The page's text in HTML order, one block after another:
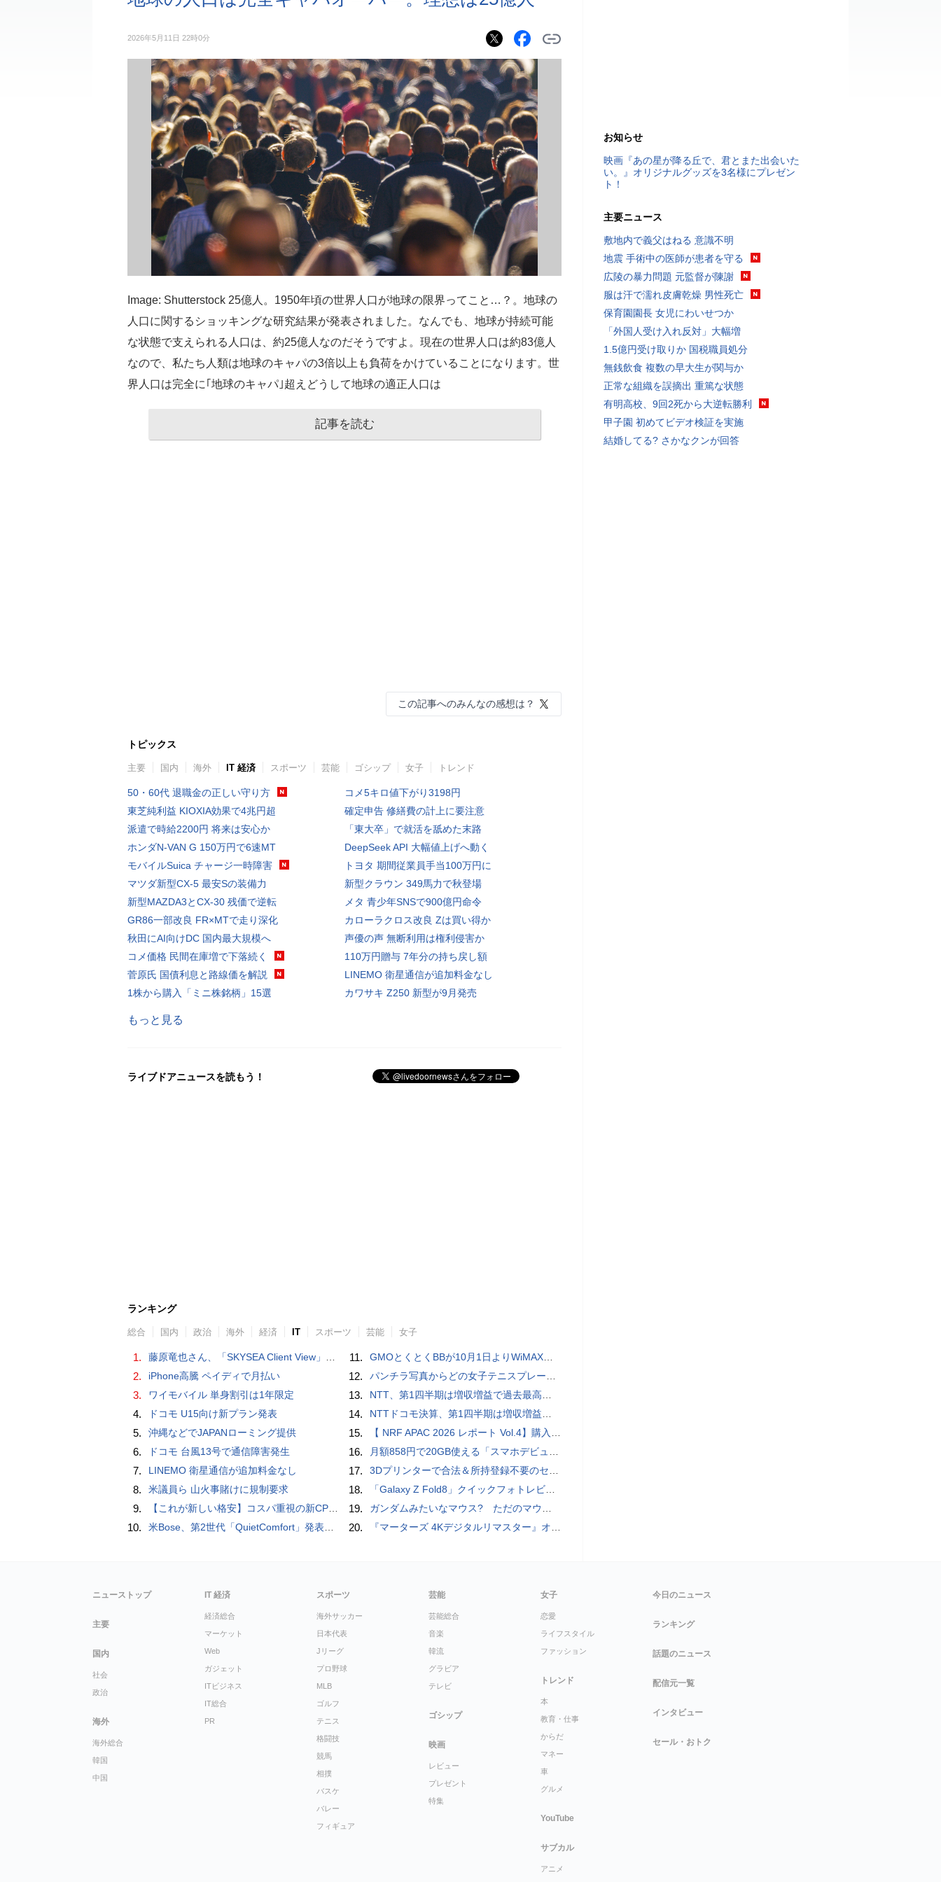
2026年5月11日 22時0分
Image: Shutterstock 25億人。1950年頃の世界人口が地球の限界ってこと…？。地球の
人口に関するショッキングな研究結果が発表されました。なんでも、地球が持続可能
な状態で支えられる人口は、約25億人なのだそうですよ。現在の世界人口は約83億人
なので、私たち人類は地球のキャパの3倍以上も負荷をかけていることになります。世
界人口は完全に｢地球のキャパ｣超えどうして地球の適正人口は
記事を読む
この記事へのみんなの感想は？
トピックス
主要 国内 海外 IT 経済 スポーツ 芸能 ゴシップ 女子 トレンド
50・60代 退職金の正しい守り方
東芝純利益 KIOXIA効果で4兆円超
派遣で時給2200円 将来は安心か
ホンダN-VAN G 150万円で6速MT
モバイルSuica チャージ一時障害
マツダ新型CX-5 最安Sの装備力
新型MAZDA3とCX-30 残価で逆転
GR86一部改良 FR×MTで走り深化
秋田にAI向けDC 国内最大規模へ
コメ価格 民間在庫増で下落続く
菅原氏 国債利息と路線価を解説
1株から購入「ミニ株銘柄」15選
コメ5キロ値下がり3198円
確定申告 修繕費の計上に要注意
「東大卒」で就活を舐めた末路
DeepSeek API 大幅値上げへ動く
トヨタ 期間従業員手当100万円に
新型クラウン 349馬力で秋登場
メタ 青少年SNSで900億円命令
カローラクロス改良 Zは買い得か
声優の声 無断利用は権利侵害か
110万円贈与 7年分の持ち戻し額
LINEMO 衛星通信が追加料金なし
カワサキ Z250 新型が9月発売
もっと見る
ライブドアニュースを読もう！
ランキング
総合 国内 政治 海外 経済 IT スポーツ 芸能 女子
1. 藤原竜也さん、「SKYSEA Client View」新CMで「AI労務改善」をアピール 働き方をAIが分析したら「すぐに休んで」と言われる？
2. iPhone高騰 ペイディで月払い
3. ワイモバイル 単身割引は1年限定
4. ドコモ U15向け新プラン発表
5. 沖縄などでJAPANローミング提供
6. ドコモ 台風13号で通信障害発生
7. LINEMO 衛星通信が追加料金なし
8. 米議員ら 山火事賭けに規制要求
9. 【これが新しい格安】コスパ重視の新CPUを搭載した「 Beelink EQi Wildcat Lake Core 3 304」をレビューします。なんと10G LANも搭載していますよ
10. 米Bose、第2世代「QuietComfort」発表 ノイキャン強化、メガネ着用時の低下を抑制
11. GMOとくとくBBが10月1日よりWiMAXなど月額605円値上げ！全6種の重要変更を徹底解説
12. パンチラ写真からどの女子テニスプレーヤーのものなのか当てるクイズ「Tennis Upskirts」
13. NTT、第1四半期は増収増益で過去最高 IOWNや分散GPUの取り組みを説明
14. NTTドコモ決算、第1四半期は増収増益 通信収入に底打ちの兆し、金融・AIを強化
15. 【 NRF APAC 2026 レポート Vol.4】購入の瞬間に眠る価値 Transaction Momentとリテールの次の成長戦略
16. 月額858円で20GB使える「スマホデビュープラン U15」ドコモが提供、ahamoも割引になる親子割も
17. 3Dプリンターで合法＆所持登録不要のセミオートマチック銃を自作、発砲試験にも成功した猛者が登場
18. 「Galaxy Z Fold8」クイックフォトレビュー
19. ガンダムみたいなマウス? ただのマウスとは違うのだよ1944通りの形状に変更できる驚異のマウス
20. 『マーターズ 4Kデジタルリマスター』オールナイト上映、鬼畜な併映作品が決定 全部観たら“生還証”をプレゼント［ホラー通信］
お知らせ
映画『あの星が降る丘で、君とまた出会いた
い。』オリジナルグッズを3名様にプレゼン
ト！
主要ニュース
敷地内で義父はねる 意識不明
地震 手術中の医師が患者を守る
広陵の暴力問題 元監督が陳謝
服は汗で濡れ皮膚乾燥 男性死亡
保育園園長 女児にわいせつか
「外国人受け入れ反対」大幅増
1.5億円受け取りか 国税職員処分
無銭飲食 複数の早大生が関与か
正常な組織を誤摘出 重篤な状態
有明高校、9回2死から大逆転勝利
甲子園 初めてビデオ検証を実施
結婚してる? さかなクンが回答
ニューストップ
主要
国内
社会
政治
海外
海外総合
韓国
中国
IT 経済
経済総合
マーケット
Web
ガジェット
ITビジネス
IT総合
PR
スポーツ
海外サッカー
日本代表
Jリーグ
プロ野球
MLB
ゴルフ
テニス
格闘技
競馬
相撲
バスケ
バレー
フィギュア
芸能
芸能総合
音楽
韓流
グラビア
テレビ
ゴシップ
映画
レビュー
プレゼント
特集
女子
恋愛
ライフスタイル
ファッション
トレンド
本
教育・仕事
からだ
マネー
車
グルメ
YouTube
サブカル
アニメ
今日のニュース
ランキング
話題のニュース
配信元一覧
インタビュー
セール・おトク